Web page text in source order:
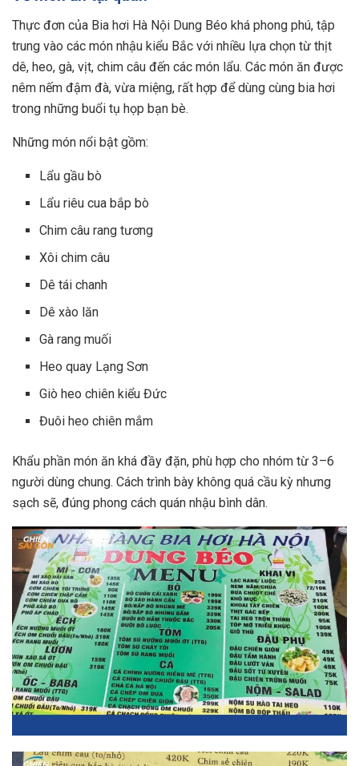
Thực đơn của Bia hơi Hà Nội Dung Béo khá phong phú, tập
trung vào các món nhậu kiểu Bắc với nhiều lựa chọn từ thịt
dê, heo, gà, vịt, chim câu đến các món lẩu. Các món ăn được
nêm nếm đậm đà, vừa miệng, rất hợp để dùng cùng bia hơi
trong những buổi tụ họp bạn bè.
Những món nổi bật gồm:
Lẩu gầu bò
Lẩu riêu cua bắp bò
Chim câu rang tương
Xôi chim câu
Dê tái chanh
Dê xào lăn
Gà rang muối
Heo quay Lạng Sơn
Giò heo chiên kiểu Đức
Đuôi heo chiên mắm
Khẩu phần món ăn khá đầy đặn, phù hợp cho nhóm từ 3–6
người dùng chung. Cách trình bày không quá cầu kỳ nhưng
sạch sẽ, đúng phong cách quán nhậu bình dân.